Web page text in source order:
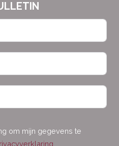
om mijn gegevens te